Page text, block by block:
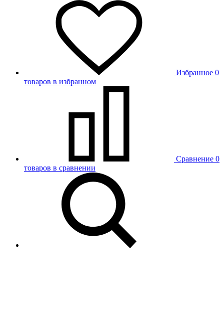
Избранное 0
товаров в избранном
Сравнение 0
товаров в сравнении